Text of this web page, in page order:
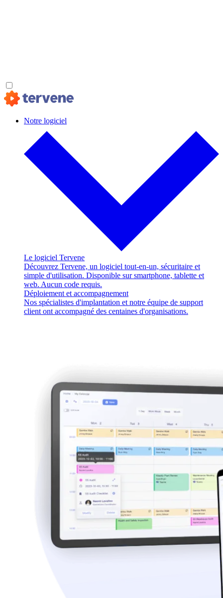
Notre logiciel
Le logiciel Tervene
Découvrez Tervene, un logiciel tout-en-un, sécuritaire et
simple d'utilisation. Disponible sur smartphone, tablette et
web. Aucun code requis.
Déploiement et accompagnement
Nos spécialistes d'implantation et notre équipe de support
client ont accompagné des centaines d'organisations.